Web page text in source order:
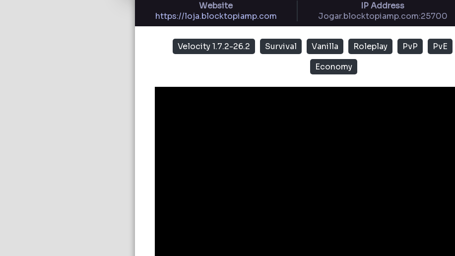
Website
https://loja.blocktopiamp.com
IP Address
Jogar.blocktopiamp.com:25700
Velocity 1.7.2-26.2 Survival Vanilla Roleplay PvP PvE
Economy